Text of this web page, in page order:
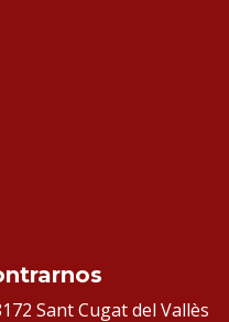
Sant Cugat del Vallès